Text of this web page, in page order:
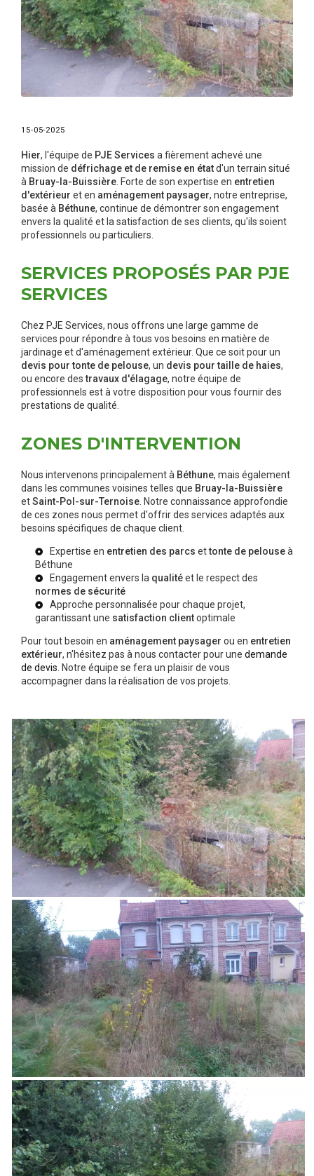
15-05-2025
Hier, l'équipe de PJE Services a fièrement achevé une
mission de défrichage et de remise en étatd'un terrain situé
à Bruay-la-Buissière. Forte de son expertise en entretien
d'extérieur et en aménagement paysager, notre entreprise,
basée à Béthune, continue de démontrer son engagement
envers la qualité et la satisfaction de ses clients, qu'ils soient
professionnels ou particuliers.
SERVICES PROPOSÉS PAR PJE
SERVICES
Chez PJE Services, nous offrons une large gamme de
services pour répondre à tous vos besoins en matière de
jardinage et d'aménagement extérieur. Que ce soit pour un
devis pour tonte de pelouse, un devis pour taille de haies,
ou encore destravaux d'élagage, notre équipe de
professionnels est à votre disposition pour vous fournir des
prestations de qualité.
ZONES D'INTERVENTION
Nous intervenons principalement à Béthune, mais également
dans les communes voisines telles que Bruay-la-Buissière
etSaint-Pol-sur-Ternoise. Notre connaissance approfondie
de ces zones nous permet d'offrir des services adaptés aux
besoins spécifiques de chaque client.
Expertise en entretien des parcs ettonte de pelouseà
Béthune
Engagement envers la qualitéet le respect des
normes de sécurité
Approche personnalisée pour chaque projet,
garantissant une satisfaction clientoptimale
Pour tout besoin en aménagement paysager ou en entretien
extérieur, n'hésitez pas à nous contacter pour une demande
de devis. Notre équipe se fera un plaisir de vous
accompagner dans la réalisation de vos projets.